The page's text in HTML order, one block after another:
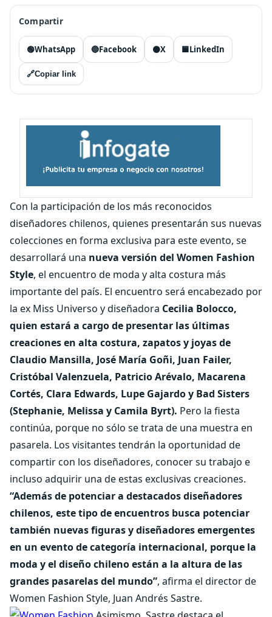
Compartir
🟢WhatsApp 🔵Facebook ⚫X 🟦LinkedIn
🔗Copiar link
Con la participación de los más reconocidos
diseñadores chilenos, quienes presentarán sus nuevas
colecciones en forma exclusiva para este evento, se
desarrollará una nueva versión del Women Fashion
Style, el encuentro de moda y alta costura más
importante del país. El encuentro será encabezado por
la ex Miss Universo y diseñadora Cecilia Bolocco,
quien estará a cargo de presentar las últimas
creaciones en alta costura, zapatos y joyas de
Claudio Mansilla, José María Goñi, Juan Failer,
Cristóbal Valenzuela, Patricio Arévalo, Macarena
Cortés, Clara Edwards, Lupe Gajardo y Bad Sisters
(Stephanie, Melissa y Camila Byrt). Pero la fiesta
continúa, porque no sólo se trata de una muestra en
pasarela. Los visitantes tendrán la oportunidad de
compartir con los diseñadores, conocer su trabajo e
incluso adquirir una de estas exclusivas creaciones.
“Además de potenciar a destacados diseñadores
chilenos, este tipo de encuentros busca potenciar
también nuevas figuras y diseñadores emergentes
en un evento de categoría internacional, porque la
moda y el diseño chileno están a la altura de las
grandes pasarelas del mundo”, afirma el director de
Women Fashion Style, Juan Andrés Sastre.